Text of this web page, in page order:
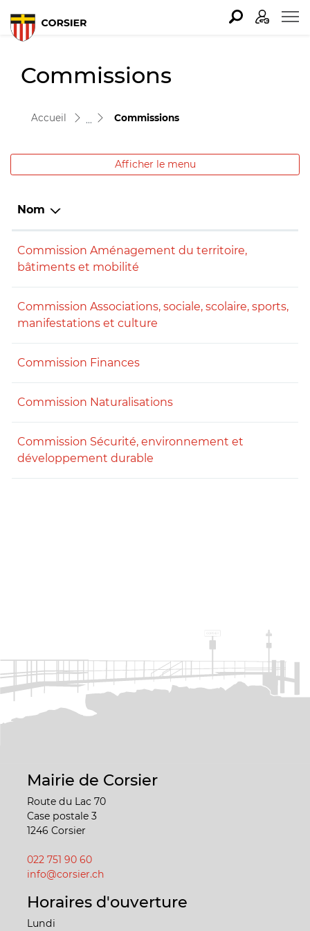
Page d'accueil
Accèder à la navigation
Accèder au contenu
Accèder à l'outil de recherche
Accèder à la table des matières
Accueil Commissions(sélectionné)
Commissions
Afficher le menu
Nom
Commission Aménagement du territoire,
bâtiments et mobilité
Commission Associations, sociale, scolaire, sports,
manifestations et culture
Commission Finances
Commission Naturalisations
Commission Sécurité, environnement et
développement durable
Mairie de Corsier
Route du Lac 70
Case postale 3
1246 Corsier
022 751 90 60
info@corsier.ch
Horaires d'ouverture
Lundi